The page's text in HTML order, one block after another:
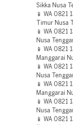
Sikka Nusa
📱 WA 0821
Timur Nusa
📱 WA 0821
Nusa
📱 WA 0821
Manggarai
📱 WA 0821
Nusa
📱 WA 0821
Manggarai
📱 WA 0821
Nusa
📱 WA 0821